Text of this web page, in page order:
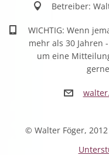
Betreiber:
WICHTIG: Wenn
mehr als 30 Jahren
um eine
© Walter Föger,